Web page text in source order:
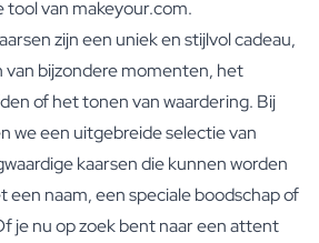
tool van makeyour.com.
zijn een uniek en stijlvol cadeau,
van bijzondere momenten, het
of het tonen van waardering. Bij
we een uitgebreide selectie van
kaarsen die kunnen worden
een naam, een speciale boodschap of
je nu op zoek bent naar een attent